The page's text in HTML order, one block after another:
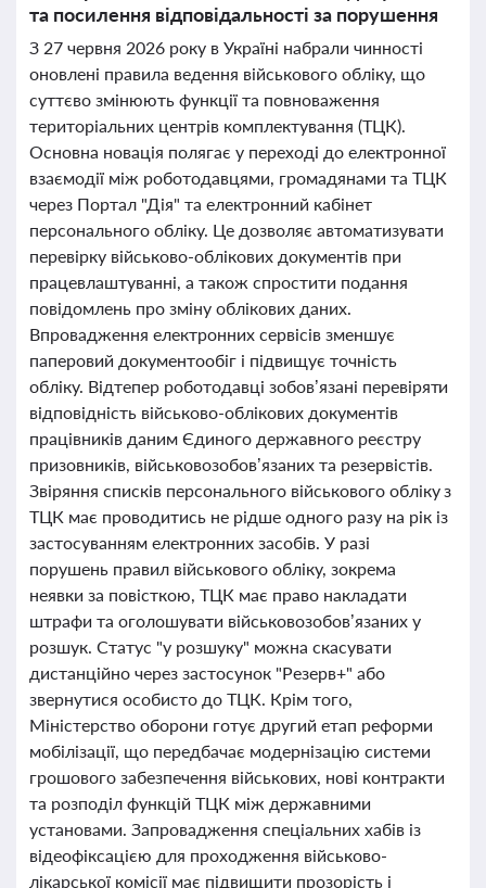
та посилення відповідальності за порушення
З 27 червня 2026 року в Україні набрали чинності
оновлені правила ведення військового обліку, що
суттєво змінюють функції та повноваження
територіальних центрів комплектування (ТЦК).
Основна новація полягає у переході до електронної
взаємодії між роботодавцями, громадянами та ТЦК
через Портал "Дія" та електронний кабінет
персонального обліку. Це дозволяє автоматизувати
перевірку військово-облікових документів при
працевлаштуванні, а також спростити подання
повідомлень про зміну облікових даних.
Впровадження електронних сервісів зменшує
паперовий документообіг і підвищує точність
обліку. Відтепер роботодавці зобов’язані перевіряти
відповідність військово-облікових документів
працівників даним Єдиного державного реєстру
призовників, військовозобов’язаних та резервістів.
Звіряння списків персонального військового обліку з
ТЦК має проводитись не рідше одного разу на рік із
застосуванням електронних засобів. У разі
порушень правил військового обліку, зокрема
неявки за повісткою, ТЦК має право накладати
штрафи та оголошувати військовозобов’язаних у
розшук. Статус "у розшуку" можна скасувати
дистанційно через застосунок "Резерв+" або
звернутися особисто до ТЦК. Крім того,
Міністерство оборони готує другий етап реформи
мобілізації, що передбачає модернізацію системи
грошового забезпечення військових, нові контракти
та розподіл функцій ТЦК між державними
установами. Запровадження спеціальних хабів із
відеофіксацією для проходження військово-
лікарської комісії має підвищити прозорість і